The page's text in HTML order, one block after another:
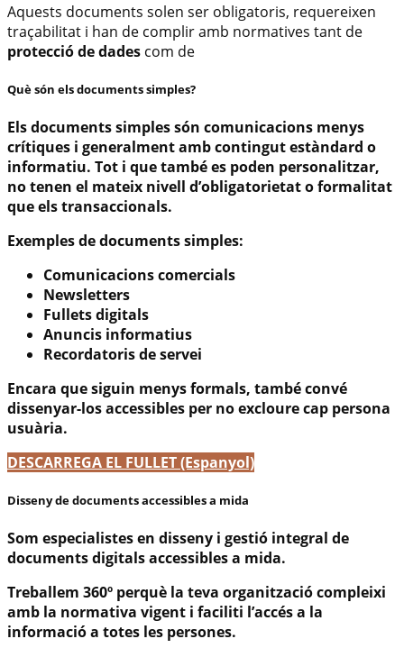
Aquests documents solen ser obligatoris, requereixen
traçabilitat i han de complir amb normatives tant de
protecció de dades com de
Què són els documents simples?
Elsdocuments simplessón comunicacions menys
crítiques i generalment amb contingut estàndard o
informatiu. Tot i que també es poden personalitzar,
no tenen el mateix nivell d’obligatorietat o formalitat
que els transaccionals.
Exemples de documents simples:
Comunicacions comercials
Newsletters
Fullets digitals
Anuncis informatius
Recordatoris de servei
Encara que siguin menys formals, també convé
dissenyar-los accessibles per no excloure cap persona
usuària.
DESCARREGA EL FULLET (Espanyol)
Disseny de documents accessibles a mida
Som especialistes en disseny i gestió integral de
documents digitals accessibles a mida.
Treballem 360º perquè la teva organització compleixi
amb la normativa vigent i faciliti l’accés a la
informació a totes les persones.